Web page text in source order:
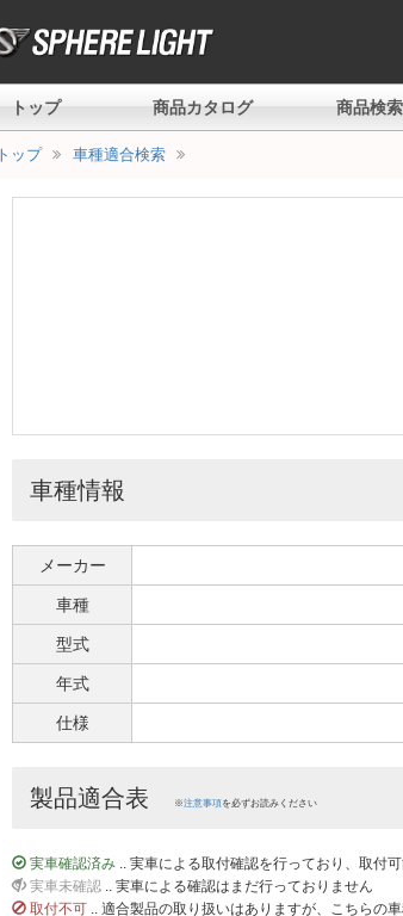
トップ 商品カタログ 商品検索
ップ 車種適合検索
車種情報
メーカー
車種
型式
年式
仕様
製品適合表 ※注意事項を必ずお読みください
実車確認済み .. 実車による取付確認を行っており、取付
実車未確認 .. 実車による確認はまだ行っておりません
取付不可 .. 適合製品の取り扱いはありますが、こちらの